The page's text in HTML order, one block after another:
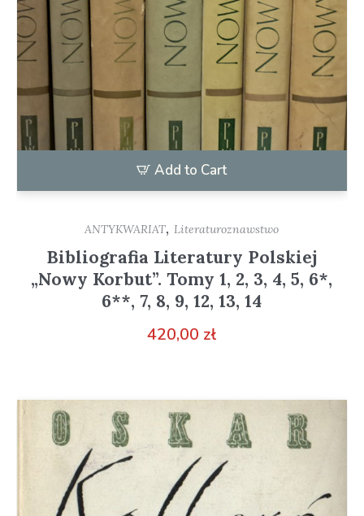
Add to Cart
ANTYKWARIAT,Literaturoznawstwo
Bibliografia Literatury Polskiej
„Nowy Korbut”. Tomy 1, 2, 3, 4, 5, 6*,
6**, 7, 8, 9, 12, 13, 14
420,00 zł